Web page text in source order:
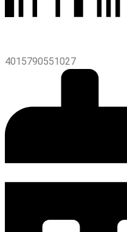
4015790551027